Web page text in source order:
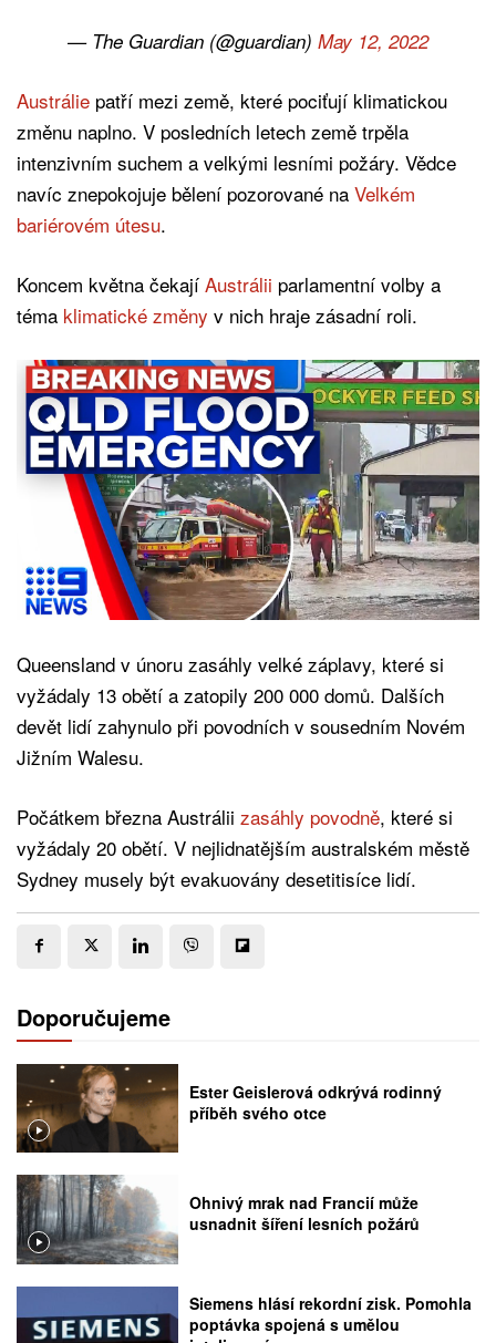
— The Guardian (@guardian) May 12, 2022
Austrálie patří mezi země, které pociťují klimatickou
změnu naplno. V posledních letech země trpěla
intenzivním suchem a velkými lesními požáry. Vědce
navíc znepokojuje bělení pozorované na Velkém
bariérovém útesu.
Koncem května čekají Austrálii parlamentní volby a
téma klimatické změny v nich hraje zásadní roli.
Queensland v únoru zasáhly velké záplavy, které si
vyžádaly 13 obětí a zatopily 200 000 domů. Dalších
devět lidí zahynulo při povodních v sousedním Novém
Jižním Walesu.
Počátkem března Austrálii zasáhly povodně, které si
vyžádaly 20 obětí. V nejlidnatějším australském městě
Sydney musely být evakuovány desetitisíce lidí.
Doporučujeme
Ester Geislerová odkrývá rodinný
příběh svého otce
Ohnivý mrak nad Francií může
usnadnit šíření lesních požárů
Siemens hlásí rekordní zisk. Pomohla
poptávka spojená s umělou